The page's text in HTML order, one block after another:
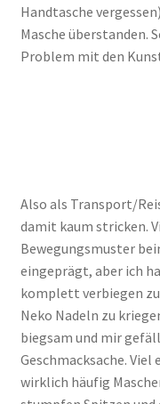
Handtasche
Masche überstanden.
Problem mit den
Also als Transport/
damit kaum stricken.
Bewegungsmuster
eingeprägt, aber ich
komplett verbiegen zu
Neko Nadeln zu
biegsam und mir
Geschmacksache.
wirklich häufig